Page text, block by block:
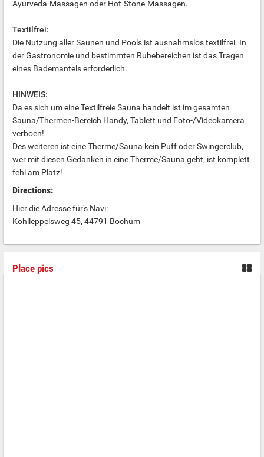
Ayurveda-Massagen oder Hot-Stone-Massagen.
Textilfrei:
Die Nutzung aller Saunen und Pools ist ausnahmslos textilfrei. In
der Gastronomie und bestimmten Ruhebereichen ist das Tragen
eines Bademantels erforderlich.
HINWEIS:
Da es sich um eine Textilfreie Sauna handelt ist im gesamten
Sauna/Thermen-Bereich Handy, Tablett und Foto-/Videokamera
verboen!
Des weiteren ist eine Therme/Sauna kein Puff oder Swingerclub,
wer mit diesen Gedanken in eine Therme/Sauna geht, ist komplett
fehl am Platz!
Directions:
Hier die Adresse für's Navi:
Kohlleppelsweg 45, 44791 Bochum
Place pics